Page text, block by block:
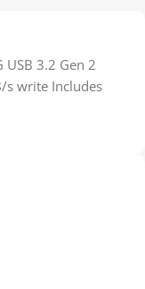
USB 3.2 Gen 2
s write Includes